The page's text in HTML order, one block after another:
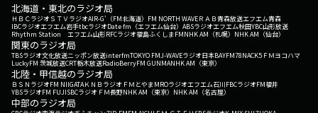
北海道・東北のラジオ局
ＨＢＣラジオＳＴＶラジオAIR-G'（FM北海道） FM NORTH WAVEＲＡＢ青森放送エフエム青森
IBCラジオエフエム岩手tbcラジオDate fm（エフエム仙台） ABSラジオエフエム秋田YBC山形放送
Rhythm Station エフエム山形RFCラジオ福島ふくしまFMNHK AM（札幌） NHK AM（仙台）
関東のラジオ局
TBSラジオ文化放送ニッポン放送interfmTOKYO FMJ-WAVEラジオ日本BAYFM78NACK5 ＦＭヨコハマ
LuckyFM 茨城放送CRT栃木放送RadioBerryFM GUNMANHK AM（東京）
北陸・甲信越のラジオ局
ＢＳＮラジオFM NIIGATAＫＮＢラジオ ＦＭとやまMROラジオエフエム石川FBCラジオFM福井
YBSラジオFM FUJISBCラジオ ＦＭ長野NHK AM（東京） NHK AM（名古屋）
中部のラジオ局